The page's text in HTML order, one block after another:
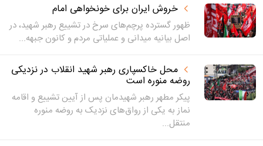
خروش ایران برای خونخواهی امام
ظهور گسترده پرچم‌های سرخ در تشییع رهبر شهید، در
اصل بیانیه میدانی و عملیاتی مردم و کانون جبهه...
محل خاکسپاری رهبر شهید انقلاب در نزدیکی
روضه منوره است
پیکر مطهر رهبر شهیدمان پس از آیین تشییع و اقامه
نماز به یکی از رواق‌های نزدیک به روضه منوره
منتقل...